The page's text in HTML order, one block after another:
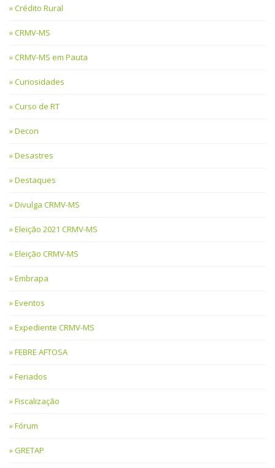
Crédito Rural
CRMV-MS
CRMV-MS em Pauta
Curiosidades
Curso de RT
Decon
Desastres
Destaques
Divulga CRMV-MS
Eleição 2021 CRMV-MS
Eleição CRMV-MS
Embrapa
Eventos
Expediente CRMV-MS
FEBRE AFTOSA
Feriados
Fiscalização
Fórum
GRETAP